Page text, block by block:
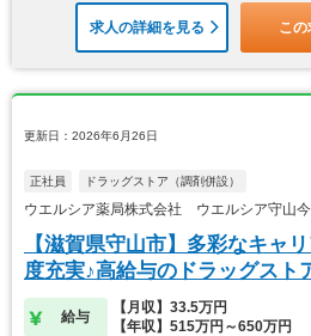
求人の詳細を見る この
更新日：2026年6月26日
正社員 ドラッグストア（調剤併設）
ウエルシア薬局株式会社 ウエルシア守山
【滋賀県守山市】多彩なキャ
度充実♪高給与のドラッグス
給与
【月収】33.5万円
【年収】515万円～650万円